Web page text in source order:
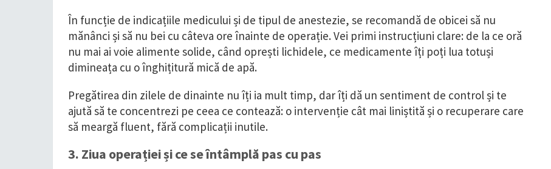
În funcție de indicațiile medicului și de tipul de anestezie, se recomandă de obicei să nu
mănânci și să nu bei cu câteva ore înainte de operație. Vei primi instrucțiuni clare: de la ce oră
nu mai ai voie alimente solide, când oprești lichidele, ce medicamente îți poți lua totuși
dimineața cu o înghițitură mică de apă.
Pregătirea din zilele de dinainte nu îți ia mult timp, dar îți dă un sentiment de control și te
ajută să te concentrezi pe ceea ce contează: o intervenție cât mai liniștită și o recuperare care
să meargă fluent, fără complicații inutile.
3. Ziua operației și ce se întâmplă pas cu pas